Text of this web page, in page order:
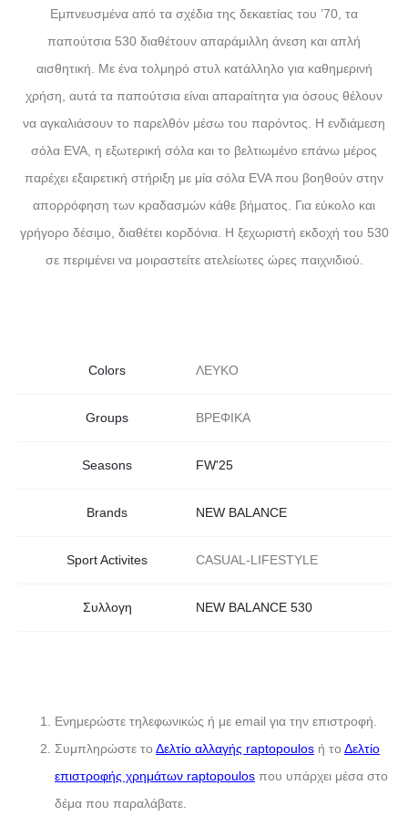
Εμπνευσμένα από τα σχέδια της δεκαετίας του ’70, τα
παπούτσια 530 διαθέτουν απαράμιλλη άνεση και απλή
αισθητική. Με ένα τολμηρό στυλ κατάλληλο για καθημερινή
χρήση, αυτά τα παπούτσια είναι απαραίτητα για όσους θέλουν
να αγκαλιάσουν το παρελθόν μέσω του παρόντος. Η ενδιάμεση
σόλα EVA, η εξωτερική σόλα και το βελτιωμένο επάνω μέρος
παρέχει εξαιρετική στήριξη με μία σόλα EVA που βοηθούν στην
απορρόφηση των κραδασμών κάθε βήματος. Για εύκολο και
γρήγορο δέσιμο, διαθέτει κορδόνια. Η ξεχωριστή εκδοχή του 530
σε περιμένει να μοιραστείτε ατελείωτες ώρες παιχνιδιού.
Colors ΛΕΥΚΟ
Groups ΒΡΕΦΙΚΑ
Seasons FW'25
Brands NEW BALANCE
Sport Activites CASUAL-LIFESTYLE
Συλλογη NEW BALANCE 530
Ενημερώστε τηλεφωνικώς ή με email για την επιστροφή.
Συμπληρώστε το Δελτίο αλλαγής raptopoulos ή το Δελτίο
επιστροφής χρημάτων raptopoulos που υπάρχει μέσα στο
δέμα που παραλάβατε.